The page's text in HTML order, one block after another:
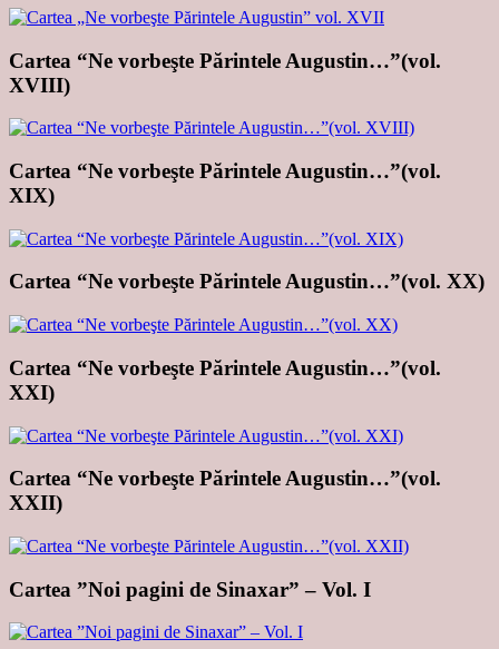
Cartea “Ne vorbeşte Părintele Augustin…”(vol.
XVIII)
Cartea “Ne vorbeşte Părintele Augustin…”(vol.
XIX)
Cartea “Ne vorbeşte Părintele Augustin…”(vol. XX)
Cartea “Ne vorbeşte Părintele Augustin…”(vol.
XXI)
Cartea “Ne vorbeşte Părintele Augustin…”(vol.
XXII)
Cartea ”Noi pagini de Sinaxar” – Vol. I